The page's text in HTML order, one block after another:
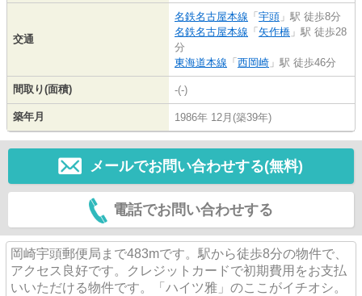
交通
名鉄名古屋本線 「 宇頭 」駅 徒歩8分
名鉄名古屋本線 「 矢作橋 」駅 徒歩28
分
東海道本線 「 西岡崎 」駅 徒歩46分
間取り(面積) -(-)
築年月 1986年 12月(築39年)
メールでお問い合わせする(無料)
電話でお問い合わせする
岡崎宇頭郵便局まで483mです。駅から徒歩8分の物件で、
アクセス良好です。クレジットカードで初期費用をお支払
いいただける物件です。「ハイツ雅」のここがイチオシ。